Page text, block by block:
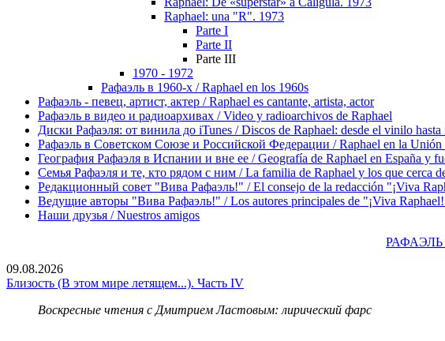
Raphael: una "R". 1973
Parte I
Parte II
Parte III
1970 - 1972
Рафаэль в 1960-х / Raphael en los 1960s
Рафаэль - певец, артист, актер / Raphael es cantante, artista, actor
Рафаэль в видео и радиоархивах / Video y radioarchivos de Raphael
Диски Рафаэля: от винила до iTunes / Discos de Raphael: desde el vinilo hasta
Рафаэль в Советском Союзе и Российской Федерации / Raphael en la Unión
География Рафаэля в Испании и вне ее / Geografía de Raphael en España y
Семья Рафаэля и те, кто рядом с ним / La familia de Raphael y los que cerca
Редакционный совет "Вива Рафаэль!" / El consejo de la redacción "¡Viva
Ведущие авторы "Вива Рафаэль!" / Los autores principales de "¡Viva
Наши друзья / Nuestros amigos
РАФАЭЛЬ
09.08.2026
Близость (В этом мире летящем...). Часть IV
Воскресные чтения с Дмитрием Ластовым: лирический фарс